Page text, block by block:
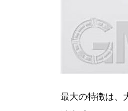
最大の特徴は、